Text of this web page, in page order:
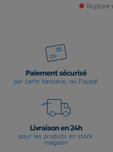
Rupture
Paiement sécurisé
par carte bancaire, ou Paypal
Livraison en 24h
pour les produits en stock
magasin